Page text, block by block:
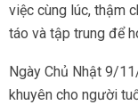
việc cùng lúc, thậm
táo và tập trung để
Ngày Chủ Nhật 9/
khuyên cho người